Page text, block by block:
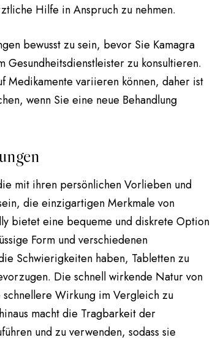
Hilfe in Anspruch zu nehmen.
bewusst zu sein, bevor Sie Kamagra
zu konsultieren.
Medikamente variieren können, daher ist
wenn Sie eine neue Behandlung
mit ihren persönlichen Vorlieben und
die einzigartigen Merkmale von
bietet eine bequeme und diskrete Option
Form und verschiedenen
Schwierigkeiten haben, Tabletten zu
Die schnell wirkende Natur von
Wirkung im Vergleich zu
macht die Tragbarkeit der
und zu verwenden, sodass sie